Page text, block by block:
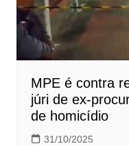
MPE é contra
júri de ex-
de homicídio
31/10/2025